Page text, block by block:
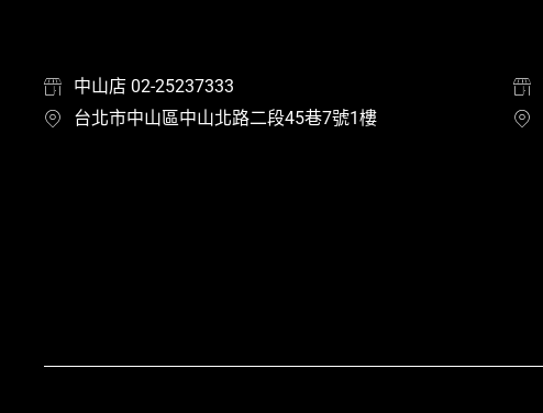
中山店 02-25237333
台北市中山區中山北路二段45巷7號1樓